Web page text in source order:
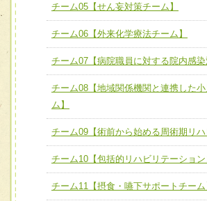
チーム05【せん妄対策チーム】
チーム06【外来化学療法チーム】
チーム07【病院職員に対する院
チーム08【地域関係機関と連携
チーム09【術前から始める周術
ム】
チーム10【包括的リハビリテー
ーム】
チーム05【せん妄対策チーム】
チーム06【外来化学療法チーム】
チーム07【病院職員に対する院内感染
チーム08【地域関係機関と連携した
ム】
チーム09【術前から始める周術期リハ
チーム10【包括的リハビリテーショ
チーム11【摂食・嚥下サポートチーム